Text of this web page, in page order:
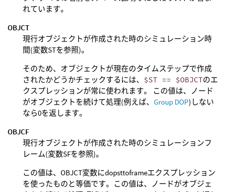
れています。
OBJCT
現行オブジェクトが作成された時のシミュレーション時
間(変数STを参照)。
そのため、オブジェクトが現在のタイムステップで作成
されたかどうかチェックするには、 $ST == $OBJCTのエ
クスプレッションが常に使われます。 この値は、ノード
がオブジェクトを続けて処理(例えば、 Group DOP)しない
なら0を返します。
OBJCF
現行オブジェクトが作成された時のシミュレーションフ
レーム(変数SFを参照)。
この値は、OBJCT変数にdopsttoframeエクスプレッション
を使ったものと等価です。この値は、ノードがオブジェ